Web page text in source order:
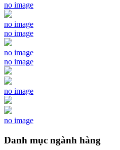
no image
no image
no image
no image
no image
no image
no image
Danh mục ngành hàng